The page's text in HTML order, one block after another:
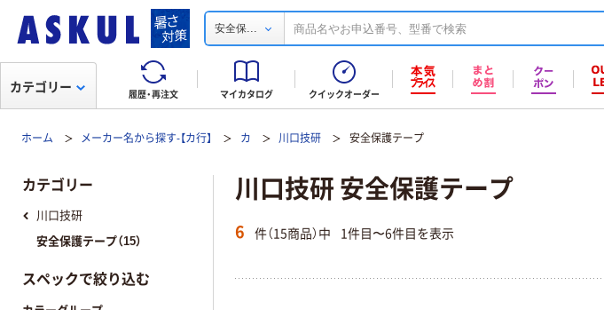
安全保...
履歴・再注文 マイカタログ クイックオーダー
カテゴリー
ホーム メーカー名から探す-【カ行】 カ 川口技研 安全保護テープ
川口技研 安全保護テープ
6 件（15商品）中 1件目〜6件目を表示
カテゴリー
川口技研
安全保護テープ（15）
スペックで絞り込む